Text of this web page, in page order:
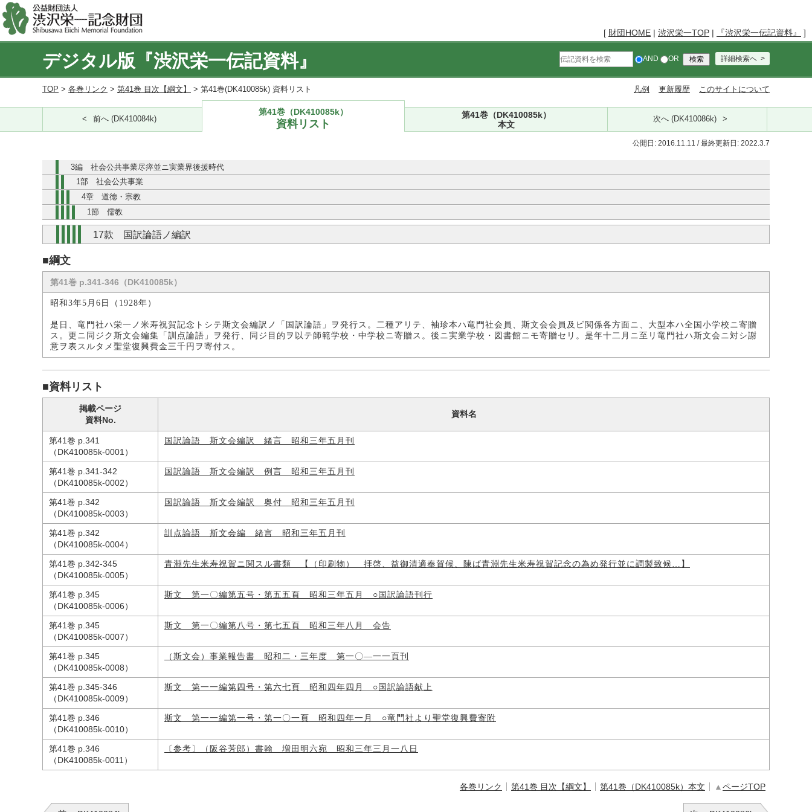
[ 財団HOME | 渋沢栄一TOP | 『渋沢栄一伝記資料』 ]
デジタル版『渋沢栄一伝記資料』 AND OR 詳細検索へ
TOP > 各巻リンク > 第41巻 目次【綱文】 > 第41巻(DK410085k) 資料リスト 凡例 更新履歴 このサイトについて
前へ (DK410084k)
第41巻（DK410085k）
資料リスト
第41巻（DK410085k）
本文
次へ (DK410086k)
公開日: 2016.11.11 / 最終更新日: 2022.3.7
3編 社会公共事業尽瘁並ニ実業界後援時代
1部 社会公共事業
4章 道徳・宗教
1節 儒教
17款 国訳論語ノ編訳
■綱文
第41巻 p.341-346（DK410085k）
昭和3年5月6日（1928年）
是日、竜門社ハ栄一ノ米寿祝賀記念トシテ斯文会編訳ノ「国訳論語」ヲ発行ス。二種アリテ、袖珍本ハ竜門社会員、斯文会会員及ビ関係各方面ニ、大型本ハ全国小学校ニ寄贈
ス。更ニ同ジク斯文会編集「訓点論語」ヲ発行、同ジ目的ヲ以テ師範学校・中学校ニ寄贈ス。後ニ実業学校・図書館ニモ寄贈セリ。是年十二月ニ至リ竜門社ハ斯文会ニ対シ謝
意ヲ表スルタメ聖堂復興費金三千円ヲ寄付ス。
■資料リスト
掲載ページ
資料No.
資料名
第41巻 p.341
（DK410085k-0001）
国訳論語 斯文会編訳 緒言 昭和三年五月刊
第41巻 p.341-342
（DK410085k-0002）
国訳論語 斯文会編訳 例言 昭和三年五月刊
第41巻 p.342
（DK410085k-0003）
国訳論語 斯文会編訳 奥付 昭和三年五月刊
第41巻 p.342
（DK410085k-0004）
訓点論語 斯文会編 緒言 昭和三年五月刊
第41巻 p.342-345
（DK410085k-0005）
青淵先生米寿祝賀ニ関スル書類 【（印刷物） 拝啓、益御清適奉賀候、陳ば青淵先生米寿祝賀記念の為め発行並に調製致候…】
第41巻 p.345
（DK410085k-0006）
斯文 第一〇編第五号・第五五頁 昭和三年五月 ○国訳論語刊行
第41巻 p.345
（DK410085k-0007）
斯文 第一〇編第八号・第七五頁 昭和三年八月 会告
第41巻 p.345
（DK410085k-0008）
（斯文会）事業報告書 昭和二・三年度 第一〇―一一頁刊
第41巻 p.345-346
（DK410085k-0009）
斯文 第一一編第四号・第六七頁 昭和四年四月 ○国訳論語献上
第41巻 p.346
（DK410085k-0010）
斯文 第一一編第一号・第一〇一頁 昭和四年一月 ○竜門社より聖堂復興費寄附
第41巻 p.346
（DK410085k-0011）
〔参考〕（阪谷芳郎）書翰 増田明六宛 昭和三年三月一八日
各巻リンク 第41巻 目次【綱文】 第41巻（DK410085k）本文 ▲ページTOP